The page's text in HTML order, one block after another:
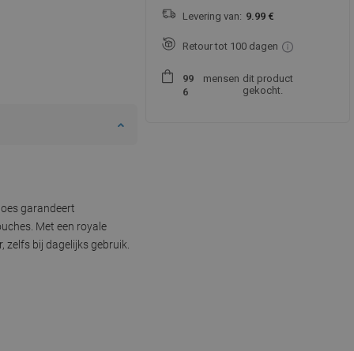
garandeert
Met een royale
bij dagelijks gebruik.
Levering van: 9.99 €
Retour tot 100 dagen
99
6
mensen dit product
gekocht.